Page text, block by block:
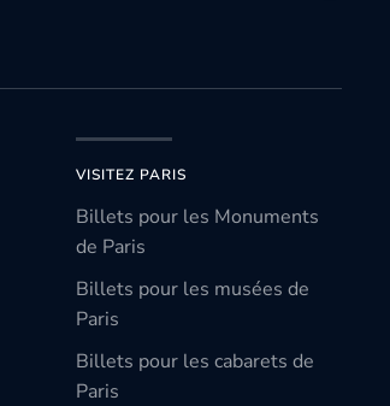
VISITEZ PARIS
Billets pour les Monuments
de Paris
Billets pour les musées de
Paris
Billets pour les cabarets de
Paris